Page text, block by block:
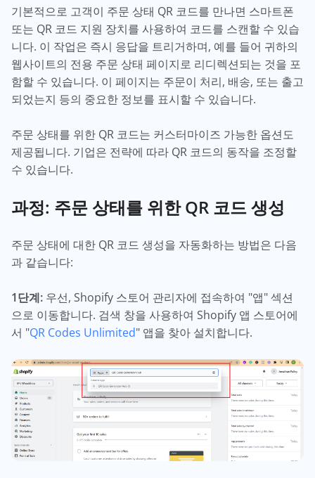
기본적으로 고객이 주문 상태 QR 코드를 만나면 스마트폰
또는 QR 코드 지원 장치를 사용하여 코드를 스캔할 수 있습
니다. 이 작업은 즉시 응답을 트리거하며, 예를 들어 귀하의
웹사이트의 전용 주문 상태 페이지로 리디렉션되는 것을 포
함할 수 있습니다. 이 페이지는 주문이 처리, 배송, 또는 출고
되었는지 등의 중요한 정보를 표시할 수 있습니다.
주문 상태를 위한 QR 코드는 커스터마이즈 가능한 옵션도
제공됩니다. 기업은 전략에 따라 QR 코드의 동작을 조정할
수 있습니다.
과정: 주문 상태를 위한 QR 코드 생성
주문 상태에 대한 QR 코드 생성을 자동화하는 방법은 다음
과 같습니다:
1단계: 우선, Shopify 스토어 관리자에 접속하여 "앱" 섹션
으로 이동합니다. 검색 창을 사용하여 Shopify 앱 스토어에
서 "QR Codes Unlimited" 앱을 찾아 설치합니다.